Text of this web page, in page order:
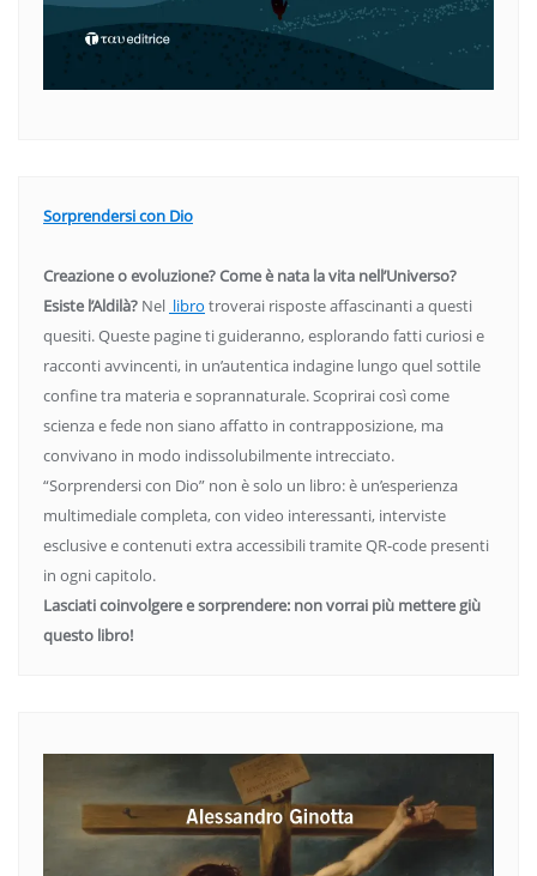
Sorprendersi con Dio
Creazione o evoluzione? Come è nata la vita nell’Universo?
Esiste l’Aldilà? Nel libro troverai risposte affascinanti a questi
quesiti. Queste pagine ti guideranno, esplorando fatti curiosi e
racconti avvincenti, in un’autentica indagine lungo quel sottile
confine tra materia e soprannaturale. Scoprirai così come
scienza e fede non siano affatto in contrapposizione, ma
convivano in modo indissolubilmente intrecciato.
“Sorprendersi con Dio” non è solo un libro: è un’esperienza
multimediale completa, con video interessanti, interviste
esclusive e contenuti extra accessibili tramite QR-code presenti
in ogni capitolo.
Lasciati coinvolgere e sorprendere: non vorrai più mettere giù
questo libro!